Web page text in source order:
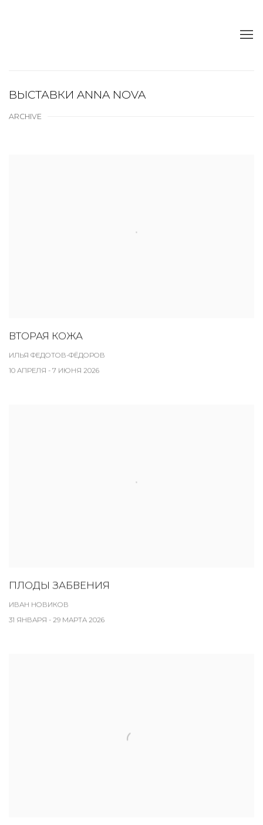
ВЫСТАВКИ ANNA NOVA
ARCHIVE
ВТОРАЯ КОЖА
ИЛЬЯ ФЕДОТОВ-ФЁДОРОВ
10 АПРЕЛЯ - 7 ИЮНЯ 2026
ПЛОДЫ ЗАБВЕНИЯ
ИВАН НОВИКОВ
31 ЯНВАРЯ - 29 МАРТА 2026